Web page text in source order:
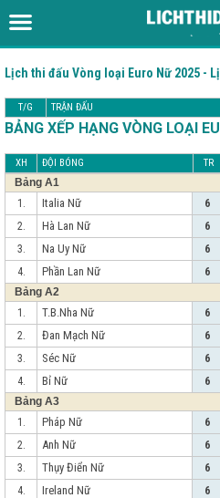
Lịch thi đấu Vòng loại Euro Nữ 2025 -
T/G TRẬN ĐẤU
BẢNG XẾP HẠNG VÒNG LOẠI
XH ĐỘI BÓNG TR
Bảng A1
1.
Italia Nữ 6
2.
Hà Lan Nữ 6
3.
Na Uy Nữ 6
4.
Phần Lan Nữ 6
Bảng A2
1.
T.B.Nha Nữ 6
2.
Đan Mạch Nữ 6
3.
Séc Nữ 6
4.
Bỉ Nữ 6
Bảng A3
1.
Pháp Nữ 6
2.
Anh Nữ 6
3.
Thụy Điển Nữ 6
4.
Ireland Nữ 6